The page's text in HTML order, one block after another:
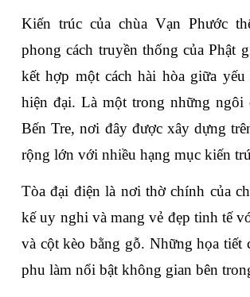
Kiến trúc của chùa Vạn Phước
phong cách truyền thống của Phật
kết hợp một cách hài hòa giữa
hiện đại. Là một trong những ngôi
Bến Tre, nơi đây được xây dựng
rộng lớn với nhiều hạng mục kiến
Tòa đại điện là nơi thờ chính của
kế uy nghi và mang vẻ đẹp tinh tế
và cột kèo bằng gỗ. Những họa tiết
phu làm nổi bật không gian bên